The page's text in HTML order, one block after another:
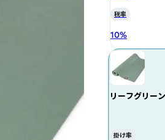
税率
10%
リーフグリーン
掛け率